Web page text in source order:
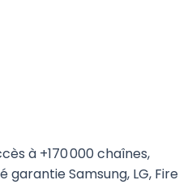
à +170 000 chaînes,
garantie Samsung, LG, Fire